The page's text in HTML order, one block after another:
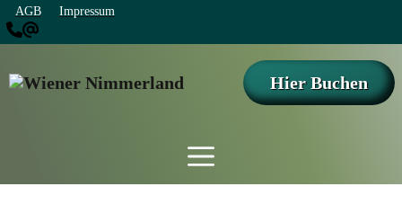
Zum
Inhalt
AGB Impressum
Hier Buchen
Menü